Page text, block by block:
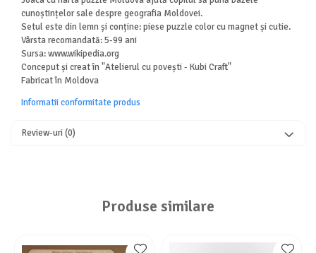
cunoștințelor sale despre geografia Moldovei.
Setul este din lemn și conține: piese puzzle color cu magnet și cutie.
Vârsta recomandată: 5-99 ani
Sursa: www.wikipedia.org
Conceput și creat în "Atelierul cu povești - Kubi Craft"
Fabricat în Moldova
Informatii conformitate produs
Review-uri(0)
Produse similare